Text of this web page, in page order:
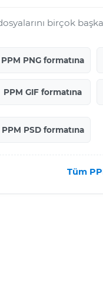
birçok
PPM PNG formatına
PPM GIF formatına
PPM PSD formatına
Tüm